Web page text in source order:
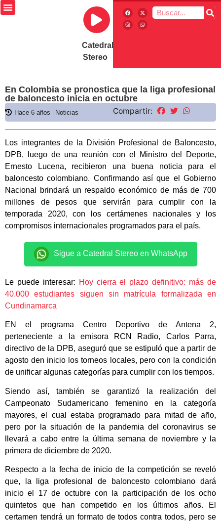
Catedral
Stereo
En Colombia se pronostica que la liga profesional
de baloncesto inicia en octubre
Hace 6 años Noticias Compartir:
Los integrantes de la División Profesional de Baloncesto,
DPB, luego de una reunión con el Ministro del Deporte,
Ernesto Lucena, recibieron una buena noticia para el
baloncesto colombiano. Confirmando así que el Gobierno
Nacional brindará un respaldo económico de más de 700
millones de pesos que servirán para cumplir con la
temporada 2020, con los certámenes nacionales y los
compromisos internacionales programados para el país.
Sigue a Catedral Stereo en WhatsApp
Le puede interesar: Hoy cierra el plazo definitivo: más de
40.000 estudiantes siguen sin matrícula formalizada en
Cundinamarca
EN el programa Centro Deportivo de Antena 2,
perteneciente a la emisora RCN Radio, Carlos Parra,
directivo de la DPB, aseguró que se estipuló que a partir de
agosto den inicio los torneos locales, pero con la condición
de unificar algunas categorías para cumplir con los tiempos.
Siendo así, también se garantizó la realización del
Campeonato Sudamericano femenino en la categoría
mayores, el cual estaba programado para mitad de año,
pero por la situación de la pandemia del coronavirus se
llevará a cabo entre la última semana de noviembre y la
primera de diciembre de 2020.
Respecto a la fecha de inicio de la competición se reveló
que, la liga profesional de baloncesto colombiano dará
inicio el 17 de octubre con la participación de los ocho
quintetos que han competido en los últimos años. El
certamen tendrá un formato de todos contra todos, pero se